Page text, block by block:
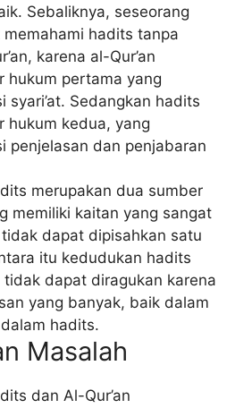
Sebaliknya, seseorang
hadits tanpa
karena al-Qur’an
hukum pertama yang
syari’at. Sedangkan hadits
hukum kedua, yang
penjelasan dan penjabaran
merupakan dua sumber
memiliki kaitan yang sangat
dapat dipisahkan satu
itu kedudukan hadits
dapat diragukan karena
yang banyak, baik dalam
dalam hadits.
Masalah
dan Al-Qur’an